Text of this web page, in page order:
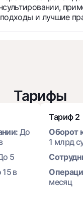
вопросы
вопросы
персональных
и лучшие
Тарифы
До
5
в
Тариф 2
Оборот
1 млрд
месяц